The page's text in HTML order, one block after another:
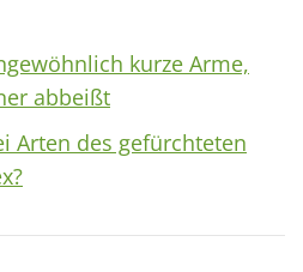
kurze Arme,
abbeißt
Arten des gefürchteten